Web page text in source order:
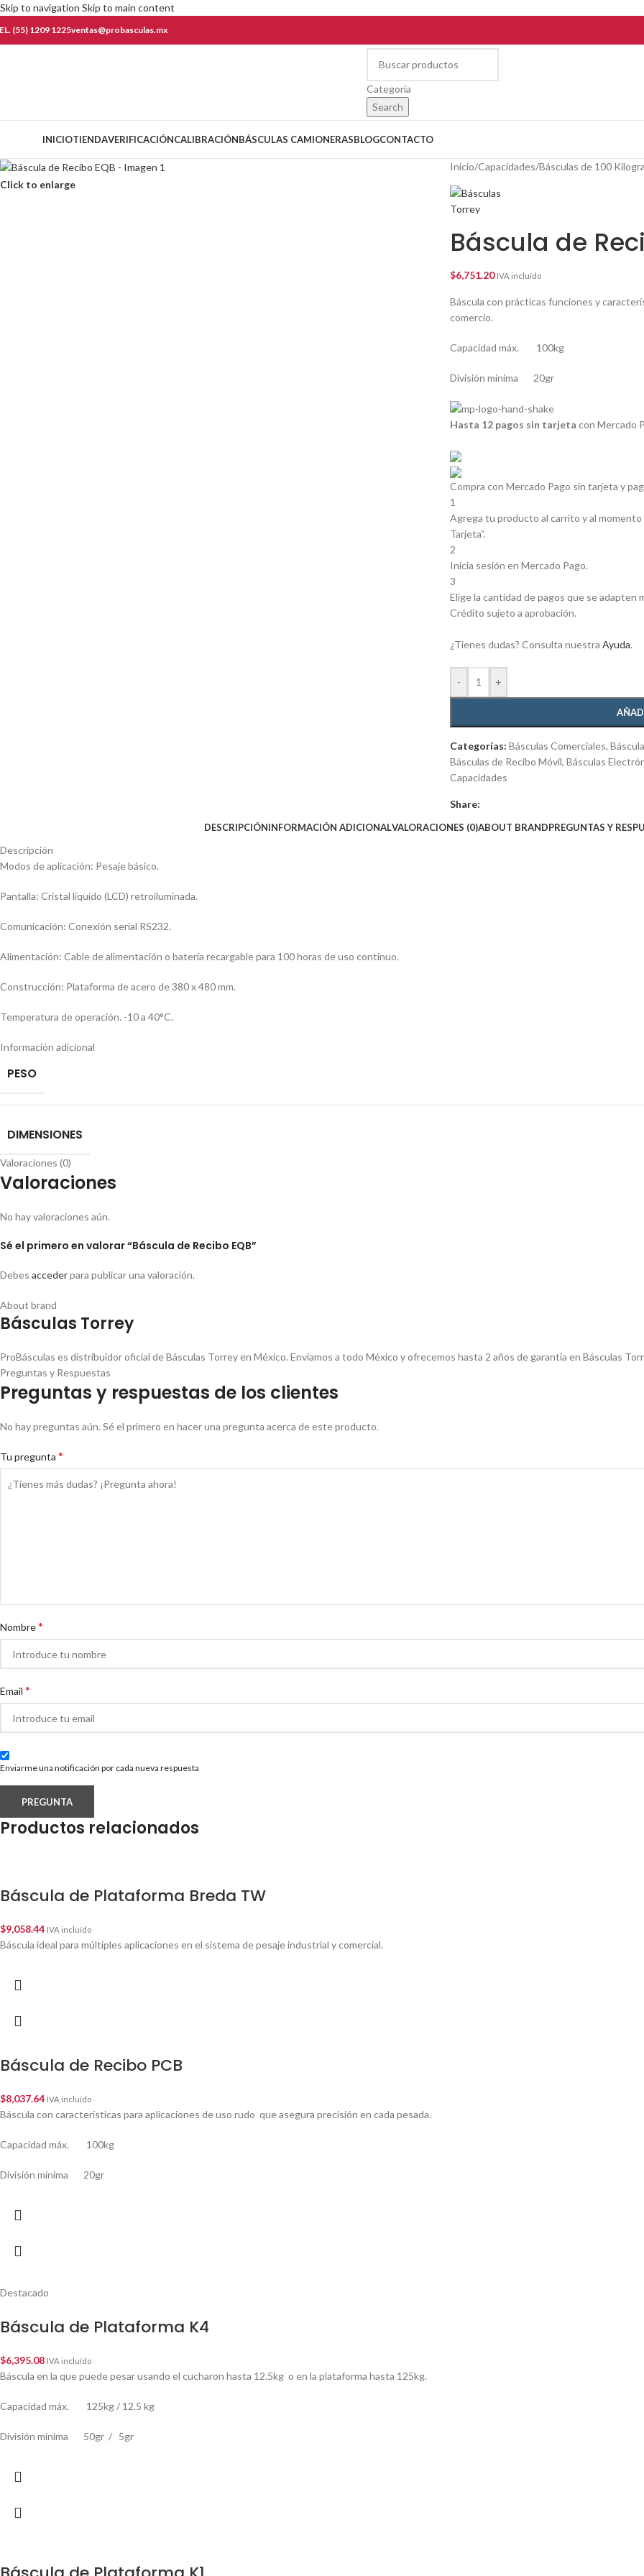
Skip to navigation Skip to main content
(55) 1209 1225ventas@probasculas.mx
Categoría
Search
INICIOTIENDAVERIFICACIÓNCALIBRACIÓNBÁSCULAS CAMIONERASBLOGCONTACTO
Click to enlarge
Inicio/Capacidades/Básculas de 100
Báscula de
$6,751.20 IVA incluído
Báscula con prácticas funciones y
comercio.
Capacidad máx. 100kg
División mínima 20gr
Hasta 12 pagos sin tarjeta con Mercado
Compra con Mercado Pago sin tarjeta y
1
Agrega tu producto al carrito y al momento
Tarjeta”.
2
Inicia sesión en Mercado Pago.
3
Elige la cantidad de pagos que se adapten
Crédito sujeto a aprobación.
¿Tienes dudas? Consulta nuestra Ayuda.
- +
Categorías: Básculas Comerciales,
Básculas de Recibo Móvil, Básculas
Capacidades
Share:
DESCRIPCIÓNINFORMACIÓN ADICIONALVALORACIONES (0)ABOUT BRANDPREGUNTAS Y
Descripción
Modos de aplicación: Pesaje básico.
Pantalla: Cristal líquido (LCD) retroiluminada.
Comunicación: Conexión serial RS232.
Alimentación: Cable de alimentación o batería recargable para 100 horas de uso continuo.
Construcción: Plataforma de acero de 380 x 480 mm.
Temperatura de operación. -10 a 40°C.
Información adicional
PESO
DIMENSIONES
Valoraciones (0)
Valoraciones
No hay valoraciones aún.
Sé el primero en valorar “Báscula de Recibo EQB”
Debes accederpara publicar una valoración.
About brand
Básculas Torrey
ProBásculas es distribuidor oficial de Básculas Torrey en México. Enviamos a todo México y ofrecemos hasta 2 años de garantía en Básculas
Preguntas y Respuestas
Preguntas y respuestas de los clientes
No hay preguntas aún. Sé el primero en hacer una pregunta acerca de este producto.
Tu pregunta *
Nombre*
Email *
Enviarme una notificación por cada nueva respuesta
Productos relacionados
Báscula de Plataforma Breda TW
$9,058.44 IVA incluído
Báscula ideal para múltiples aplicaciones en el sistema de pesaje industrial y comercial.
Báscula de Recibo PCB
$8,037.64 IVA incluído
Báscula con características para aplicaciones de uso rudo que asegura precisión en cada pesada.
Capacidad máx. 100kg
División mínima 20gr
Destacado
Báscula de Plataforma K4
$6,395.08 IVA incluído
Báscula en la que puede pesar usando el cucharon hasta 12.5kg o en la plataforma hasta 125kg.
Capacidad máx. 125kg / 12.5 kg
División mínima 50gr / 5gr